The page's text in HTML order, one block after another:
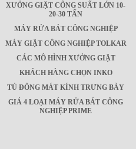
XƯỞNG GIẶT CÔNG SUẤT LỚN 10-
20-30 TẤN
MÁY RỬA BÁT CÔNG NGHIỆP
MÁY GIẶT CÔNG NGHIỆP TOLKAR
CÁC MÔ HÌNH XƯỞNG GIẶT
KHÁCH HÀNG CHỌN INKO
TỦ ĐÔNG MÁT KÍNH TRƯNG BÀY
GIÁ 4 LOẠI MÁY RỬA BÁT CÔNG
NGHIỆP PRIME